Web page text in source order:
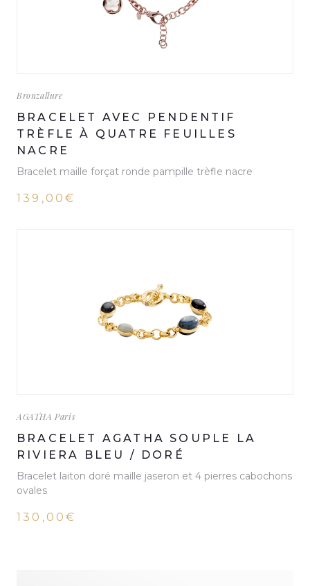
Bronzallure
BRACELET AVEC PENDENTIF
TRÈFLE À QUATRE FEUILLES
NACRE
Bracelet maille forçat ronde pampille trèfle nacre
139,00€
AGATHA Paris
BRACELET AGATHA SOUPLE LA
RIVIERA BLEU / DORÉ
Bracelet laiton doré maille jaseron et 4 pierres cabochons
ovales
130,00€